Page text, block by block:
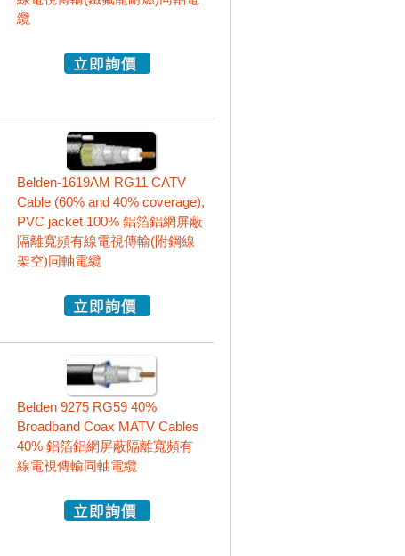
纜
Belden-1619AM RG11 CATV
Cable (60% and 40% coverage),
PVC jacket 100% 鋁箔鋁網屏蔽
隔離寬頻有線電視傳輸(附鋼線
架空)同軸電纜
Belden 9275 RG59 40%
Broadband Coax MATV Cables
40% 鋁箔鋁網屏蔽隔離寬頻有
線電視傳輸同軸電纜